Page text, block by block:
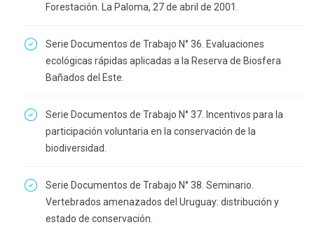
Forestación. La Paloma, 27 de abril de 2001.
Serie Documentos de Trabajo N° 36. Evaluaciones
ecológicas rápidas aplicadas a la Reserva de Biosfera
Bañados del Este.
Serie Documentos de Trabajo N° 37. Incentivos para la
participación voluntaria en la conservación de la
biodiversidad.
Serie Documentos de Trabajo N° 38. Seminario.
Vertebrados amenazados del Uruguay: distribución y
estado de conservación.